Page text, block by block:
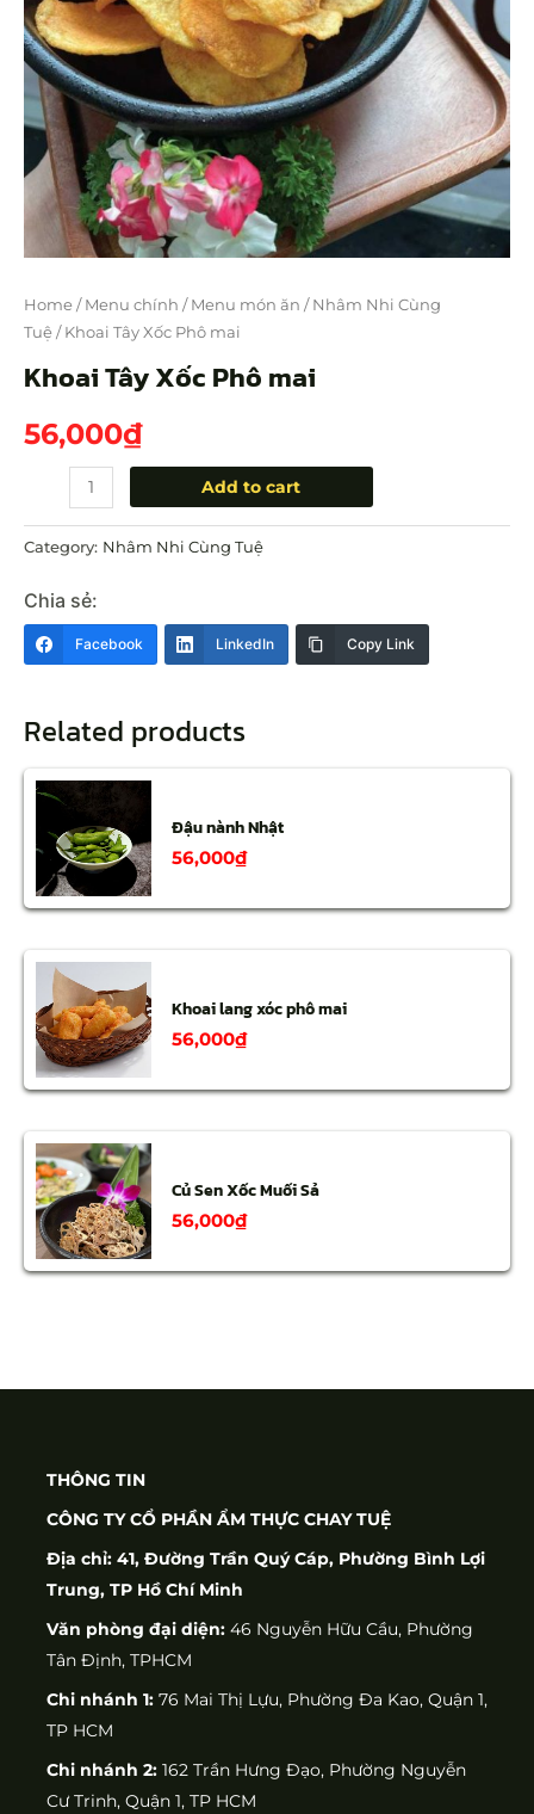
Home / Menu chính / Menu món ăn / Nhâm Nhi Cùng
Tuệ / Khoai Tây Xốc Phô mai
Khoai Tây Xốc Phô mai
56,000₫
Add to cart
Category: Nhâm Nhi Cùng Tuệ
Chia sẻ:
Facebook LinkedIn Copy Link
Related products
Đậu nành Nhật
56,000₫
Khoai lang xóc phô mai
56,000₫
Củ Sen Xốc Muối Sả
56,000₫
THÔNG TIN
CÔNG TY CỔ PHẦN ẨM THỰC CHAY TUỆ
Địa chỉ: 41, Đường Trần Quý Cáp, Phường Bình Lợi
Trung, TP Hồ Chí Minh
Văn phòng đại diện: 46 Nguyễn Hữu Cầu, Phường
Tân Định, TPHCM
Chi nhánh 1: 76 Mai Thị Lựu, Phường Đa Kao, Quận 1,
TP HCM
Chi nhánh 2: 162 Trần Hưng Đạo, Phường Nguyễn
Cư Trinh, Quận 1, TP HCM